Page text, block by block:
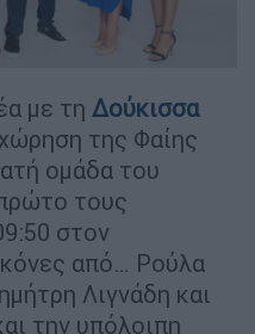
με τη Δούκισσα
της Φαίης
ομάδα του
τους
στον
από… Ρούλα
Λιγνάδη και
την υπόλοιπη